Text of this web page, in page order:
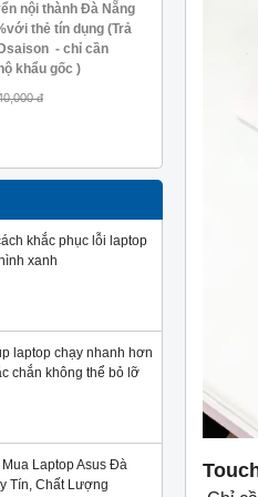
nội thành Đà Nẵng
thẻ tín dụng (Trả
- chỉ cần
khẩu gốc )
cấp Ram-SSD
với khách hàng ở
Voucher Giảm
đ
Trả góp
góp lãi
Giảm
xa,
Giá
MUA
khắc phục lỗi laptop
xanh
laptop chạy nhanh hơn
chắn không thể bỏ lỡ
Laptop Asus Đà
Tín, Chất Lượng